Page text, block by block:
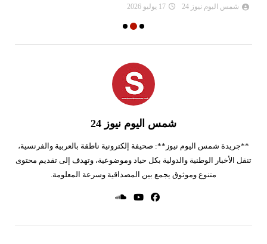
شمس اليوم نيوز 24 17 يوليو 2026
شمس اليوم نيوز 24
**جريدة شمس اليوم نيوز**: صحيفة إلكترونية ناطقة بالعربية والفرنسية،
تنقل الأخبار الوطنية والدولية بكل حياد وموضوعية، وتهدف إلى تقديم محتوى
متنوع وموثوق يجمع بين المصداقية وسرعة المعلومة.